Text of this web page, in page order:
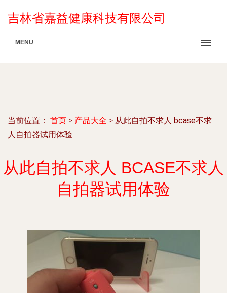
吉林省嘉益健康科技有限公司
MENU
当前位置： 首页 > 产品大全 > 从此自拍不求人 bcase不求
人自拍器试用体验
从此自拍不求人 BCASE不求人
自拍器试用体验